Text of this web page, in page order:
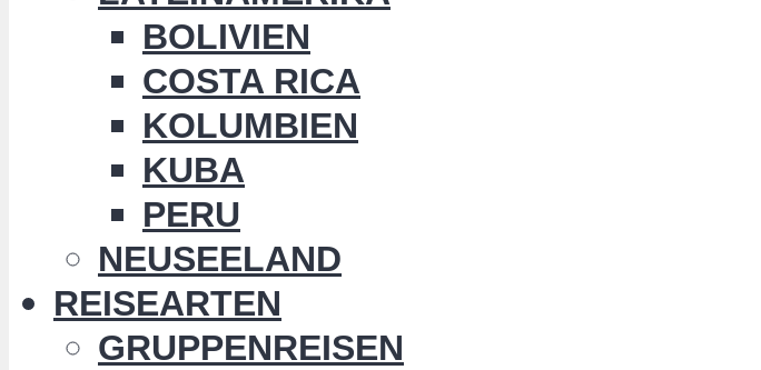
BOLIVIEN
COSTA RICA
KOLUMBIEN
KUBA
PERU
NEUSEELAND
REISEARTEN
GRUPPENREISEN